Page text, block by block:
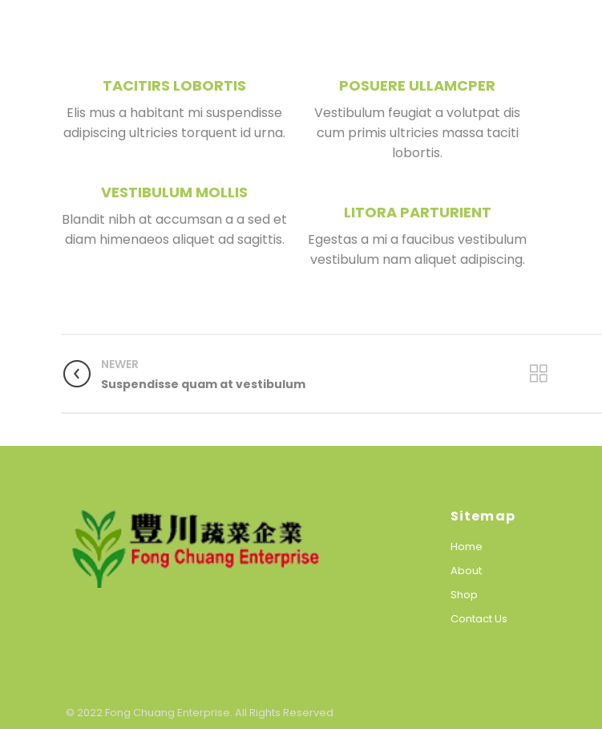
TACITIRS LOBORTIS
Elis mus a habitant mi suspendisse
adipiscing ultricies torquent id urna.
VESTIBULUM MOLLIS
Blandit nibh at accumsan a a sed et
diam himenaeos aliquet ad sagittis.
POSUERE ULLAMCPER
Vestibulum feugiat a volutpat dis
cum primis ultricies massa taciti
lobortis.
LITORA PARTURIENT
Egestas a mi a faucibus vestibulum
vestibulum nam aliquet adipiscing.
NEWER
Suspendisse quam at vestibulum
Sitemap
Home
About
Shop
Contact Us
© 2022 Fong Chuang Enterprise. All Rights Reserved